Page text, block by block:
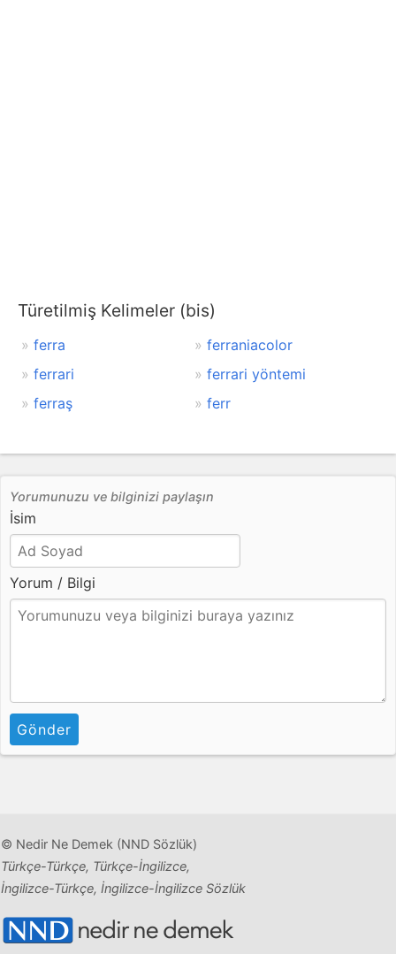
Türetilmiş Kelimeler (bis)
ferra
ferraniacolor
ferrari
ferrari yöntemi
ferraş
ferr
Yorumunuzu ve bilginizi paylaşın
İsim
Yorum / Bilgi
Gönder
© Nedir Ne Demek (NND Sözlük)
Türkçe-Türkçe, Türkçe-İngilizce,
İngilizce-Türkçe, İngilizce-İngilizce Sözlük